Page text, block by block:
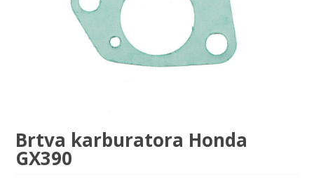
Brtva karburatora Honda
GX390